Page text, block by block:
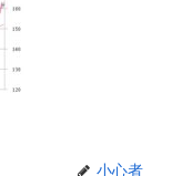
小心者